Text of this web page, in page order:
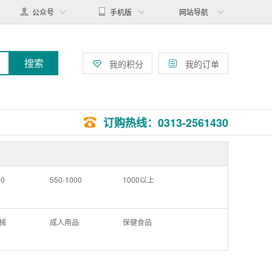
公众号 手机版 网站导航
搜索 我的订单
我的积分
订购热线：0313-2561430
550-1000 1000以上
成人用品
保健食品